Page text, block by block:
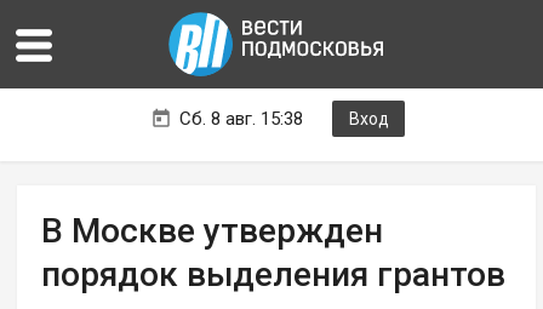
Сб. 8 авг. 15:38 Вход
В Москве утвержден
порядок выделения грантов